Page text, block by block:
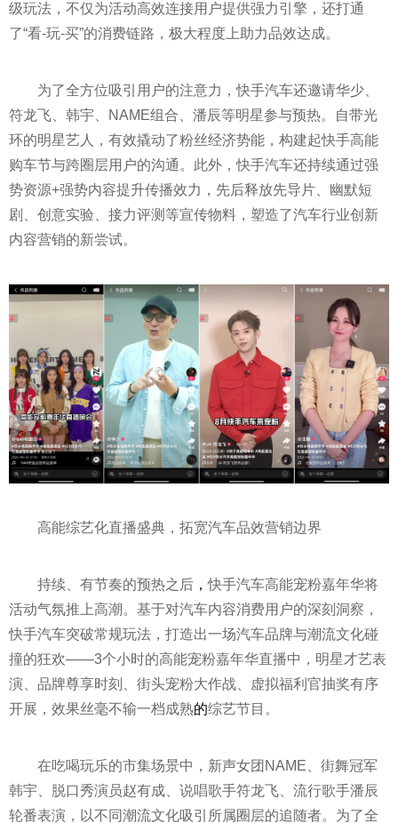
级玩法，不仅为活动高效连接用户提供强力引擎，还打通
了“看-玩-买”的消费链路，极大程度上助力品效达成。
为了全方位吸引用户的注意力，快手汽车还邀请华少、
符龙飞、韩宇、NAME组合、潘辰等明星参与预热。自带光
环的明星艺人，有效撬动了粉丝经济势能，构建起快手高能
购车节与跨圈层用户的沟通。此外，快手汽车还持续通过强
势资源+强势内容提升传播效力，先后释放先导片、幽默短
剧、创意实验、接力评测等宣传物料，塑造了汽车行业创新
内容营销的新尝试。
高能综艺化直播盛典，拓宽汽车品效营销边界
持续、有节奏的预热之后 ，快手汽车高能宠粉嘉年华将
活动气氛推上高潮。基于对汽车内容消费用户的深刻洞察，
快手汽车突破常规玩法，打造出一场汽车品牌与潮流文化碰
撞的狂欢——3个小时的高能宠粉嘉年华直播中，明星才艺表
演、品牌尊享时刻、街头宠粉大作战、虚拟福利官抽奖有序
开展，效果丝毫不输一档成熟的综艺节目。
在吃喝玩乐的市集场景中，新声女团NAME、街舞冠军
韩宇、脱口秀演员赵有成、说唱歌手符龙飞、流行歌手潘辰
轮番表演，以不同潮流文化吸引所属圈层的追随者。为了全